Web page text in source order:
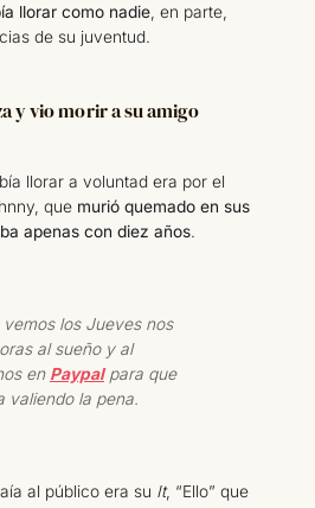
llorar como nadie, en parte,
de su juventud.
y vio morir a su amigo
llorar a voluntad era por el
que murió quemado en sus
apenas con diez años.
vemos los Jueves nos
al sueño y al
en Paypalpara que
valiendo la pena.
al público era su It, “Ello” que